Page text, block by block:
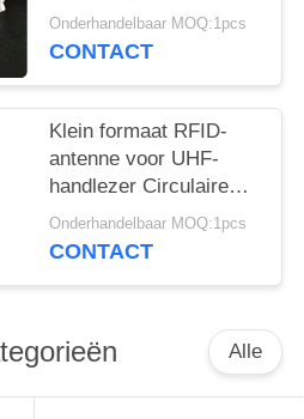
Aanwinsten10dbic
Frequentie
Onderhandelbaar MOQ:1pcs
CONTACT
Klein formaat RFID-
antenne voor UHF-
handlezer Circulaire
polarisatie UHF RFID-
antenne met 3dBic
Onderhandelbaar MOQ:1pcs
CONTACT
Alle